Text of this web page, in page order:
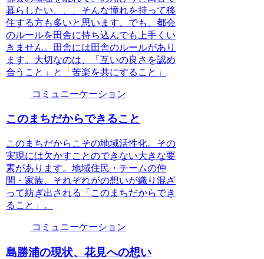
暮らしたい、、、そんな憧れを持って移
住する方も多いと思います。でも、都会
のルールを田舎に持ち込んでも上手くい
きません。田舎には田舎のルールがあり
ます。大切なのは、「互いの良さを認め
合うこと」と「苦楽を共にすること」
コミュニーケーション
このまちだからできること
このまちだからこその地域活性化。その
実現には欠かすことのできない大きな要
素があります。地域住民・チームの仲
間・家族、それぞれがの想いが織り混ざ
って紡ぎ出される「このまちだからでき
ること」。
コミュニーケーション
島勝浦の現状、花見への想い